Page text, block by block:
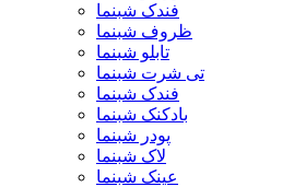
فندک شبنما
ظروف شبنما
تابلو شبنما
تی شرت شبنما
فندک شبنما
بادکنک شبنما
پودر شبنما
لاک شبنما
عینک شبنما